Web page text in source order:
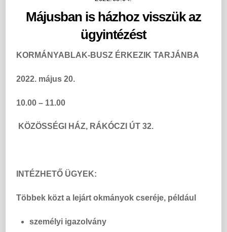
Májusban is házhoz visszük az
ügyintézést
KORMÁNYABLAK-BUSZ ÉRKEZIKTARJÁNBA
2022. május 20.
10.00 – 11.00
KÖZÖSSÉGI HÁZ, RÁKÓCZI ÚT 32.
INTÉZHETŐ ÜGYEK:
Többek közt a lejárt okmányok cseréje, például
személyi igazolvány